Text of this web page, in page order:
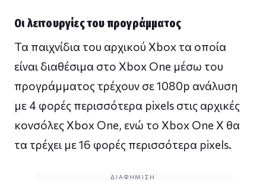
Οι λειτουργίες του προγράμματος
Τα παιχνίδια του αρχικού Xbox τα οποία
είναι διαθέσιμα στο Xbox One μέσω του
προγράμματος τρέχουν σε 1080p ανάλυση
με 4 φορές περισσότερα pixels στις αρχικές
κονσόλες Xbox One, ενώ το Xbox One X θα
τα τρέχει με 16 φορές περισσότερα pixels.
ΔΙΑΦΉΜΙΣΗ